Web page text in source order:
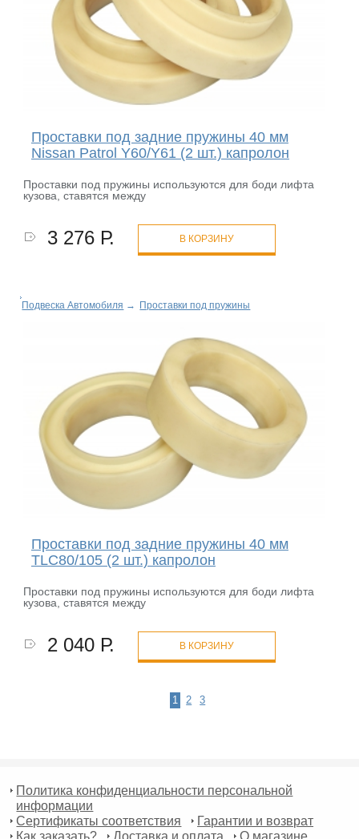
Проставки под задние пружины 40 мм
Nissan Patrol Y60/Y61 (2 шт.) капролон
Проставки под пружины используются для боди лифта
кузова, ставятся между
3 276 Р. В КОРЗИНУ
Подвеска Автомобиля → Проставки под пружины
Проставки под задние пружины 40 мм
TLC80/105 (2 шт.) капролон
Проставки под пружины используются для боди лифта
кузова, ставятся между
2 040 Р. В КОРЗИНУ
1 2 3
Политика конфиденциальности персональной
информации
Сертификаты соответствия
Гарантии и возврат